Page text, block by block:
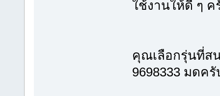
ใช้งานให้ดี ๆ
คุณเลือกรุ่นที่ส
9698333 มดครั